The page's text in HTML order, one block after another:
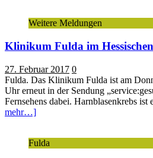
Weitere Meldungen
Klinikum Fulda im
27. Februar 2017 0
Fulda. Das Klinikum Fulda ist am
Uhr erneut in der Sendung
Fernsehens dabei. Harnblasenkrebs ist
mehr…]
Fulda